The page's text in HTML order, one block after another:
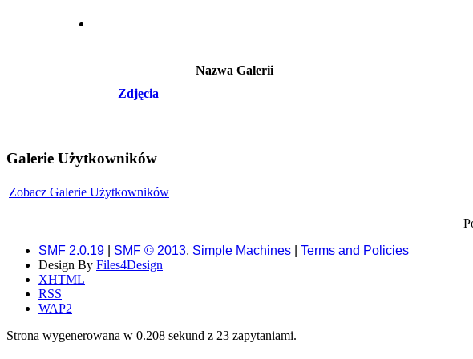
Nazwa Galerii
Zdjęcia
Galerie Użytkowników
Zobacz Galerie Użytkowników
SMF 2.0.19
SMF © 2013, Simple Machines
Terms and Policies
Design By Files4Design
XHTML
RSS
WAP2
Strona wygenerowana w 0.208 sekund z 23 zapytaniami.